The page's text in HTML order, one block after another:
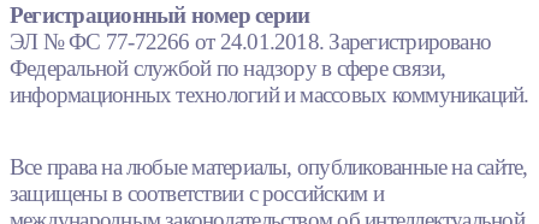
Регистрационный номер серии
ЭЛ № ФС 77-72266 от 24.01.2018. Зарегистрировано
Федеральной службой по надзору в сфере связи,
информационных технологий и массовых коммуникаций.
Все права на любые материалы, опубликованные на сайте,
защищены в соответствии с российским и